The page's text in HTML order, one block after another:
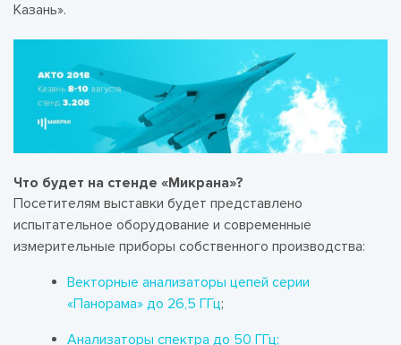
Казань».
Что будет на стенде «Микрана»?
Посетителям выставки будет представлено
испытательное оборудование и современные
измерительные приборы собственного производства:
Векторные анализаторы цепей серии
«Панорама» до 26,5 ГГц;
Анализаторы спектра до 50 ГГц;